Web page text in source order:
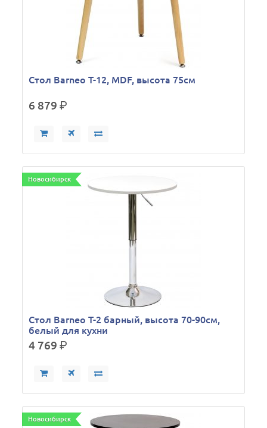
Стол Barneo T-12, MDF, высота 75см
6 879р.
Новосибирск
Стол Barneo T-2 барный, высота 70-90см,
белый для кухни
4 769р.
Новосибирск